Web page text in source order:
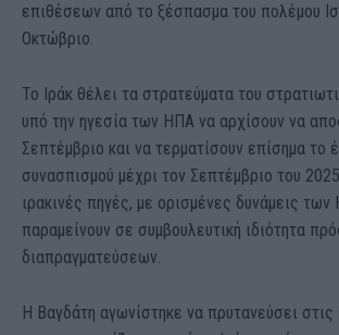
επιθέσεων από το ξέσπασμα του πολέμου
Οκτώβριο.
Το Ιράκ θέλει τα στρατεύματα του
υπό την ηγεσία των ΗΠΑ να αρχίσουν να
Σεπτέμβριο και να τερματίσουν επίσημα το
συνασπισμού μέχρι τον Σεπτέμβριο του
ιρακινές πηγές, με ορισμένες δυνάμεις
παραμείνουν σε συμβουλευτική ιδιότητα
διαπραγματεύσεων.
Η Βαγδάτη αγωνίστηκε να πρυτανεύσει